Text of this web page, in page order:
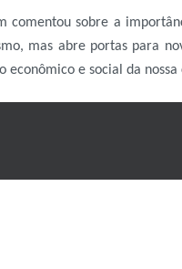
comentou sobre a
mas abre portas para
e social da nossa